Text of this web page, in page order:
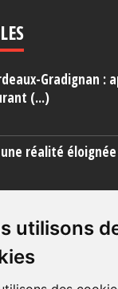
utilisons
Gradignan :
(...)
réalité
une porcherie